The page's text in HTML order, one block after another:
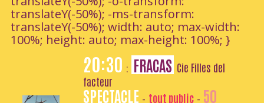
translateY(-50%); -ms-transform:
translateY(-50%); width: auto; max-width:
100%; height: auto; max-height: 100%; }
20:30 : FRACAS Cie Filles del
facteur
SPECTACLE - tout public- 50